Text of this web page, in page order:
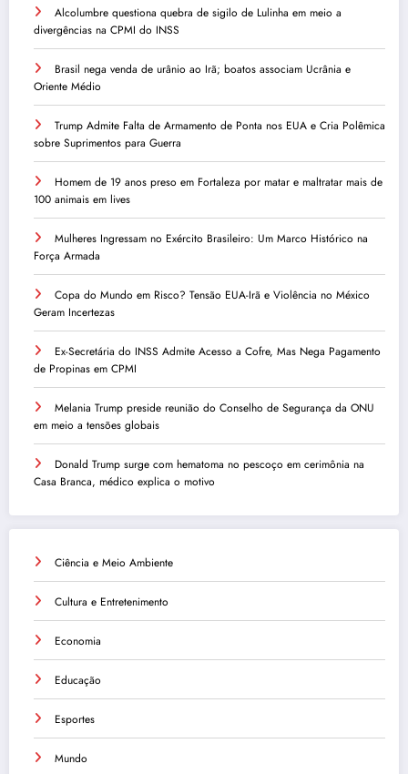
Alcolumbre questiona quebra de sigilo de Lulinha em meio a
divergências na CPMI do INSS
Brasil nega venda de urânio ao Irã; boatos associam Ucrânia e
Oriente Médio
Trump Admite Falta de Armamento de Ponta nos EUA e Cria Polêmica
sobre Suprimentos para Guerra
Homem de 19 anos preso em Fortaleza por matar e maltratar mais de
100 animais em lives
Mulheres Ingressam no Exército Brasileiro: Um Marco Histórico na
Força Armada
Copa do Mundo em Risco? Tensão EUA-Irã e Violência no México
Geram Incertezas
Ex-Secretária do INSS Admite Acesso a Cofre, Mas Nega Pagamento
de Propinas em CPMI
Melania Trump preside reunião do Conselho de Segurança da ONU
em meio a tensões globais
Donald Trump surge com hematoma no pescoço em cerimônia na
Casa Branca, médico explica o motivo
Ciência e Meio Ambiente
Cultura e Entretenimento
Economia
Educação
Esportes
Mundo